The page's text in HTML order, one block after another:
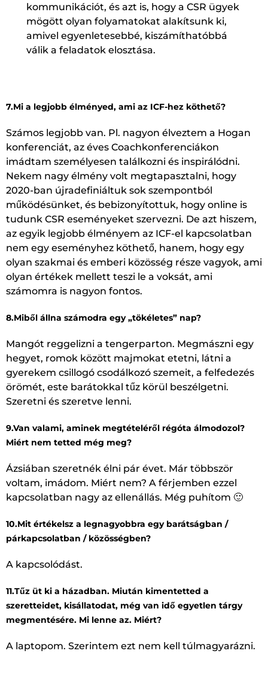
kommunikációt, és azt is, hogy a CSR ügyek
mögött olyan folyamatokat alakítsunk ki,
amivel egyenletesebbé, kiszámíthatóbbá
válik a feladatok elosztása.
7.Mi a legjobb élményed, ami az ICF-hez köthető?
Számos legjobb van. Pl. nagyon élveztem a Hogan
konferenciát, az éves Coachkonferenciákon
imádtam személyesen találkozni és inspirálódni.
Nekem nagy élmény volt megtapasztalni, hogy
2020-ban újradefiniáltuk sok szempontból
működésünket, és bebizonyítottuk, hogy online is
tudunk CSR eseményeket szervezni. De azt hiszem,
az egyik legjobb élményem az ICF-el kapcsolatban
nem egy eseményhez köthető, hanem, hogy egy
olyan szakmai és emberi közösség része vagyok, ami
olyan értékek mellett teszi le a voksát, ami
számomra is nagyon fontos.
8.Miből állna számodra egy „tökéletes” nap?
Mangót reggelizni a tengerparton. Megmászni egy
hegyet, romok között majmokat etetni, látni a
gyerekem csillogó csodálkozó szemeit, a felfedezés
örömét, este barátokkal tűz körül beszélgetni.
Szeretni és szeretve lenni.
9.Van valami, aminek megtételéről régóta álmodozol?
Miért nem tetted még meg?
Ázsiában szeretnék élni pár évet. Már többször
voltam, imádom. Miért nem? A férjemben ezzel
kapcsolatban nagy az ellenállás. Még puhítom 🙂
10.Mit értékelsz a legnagyobbra egy barátságban /
párkapcsolatban / közösségben?
A kapcsolódást.
11.Tűz üt ki a házadban. Miután kimentetted a
szeretteidet, kisállatodat, még van idő egyetlen tárgy
megmentésére. Mi lenne az. Miért?
A laptopom. Szerintem ezt nem kell túlmagyarázni.